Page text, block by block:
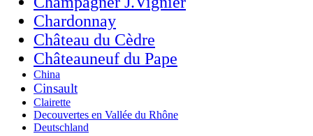
Chardonnay
Château du Cèdre
Châteauneuf du Pape
China
Cinsault
Clairette
Decouvertes en Vallée du Rhône
Deutschland